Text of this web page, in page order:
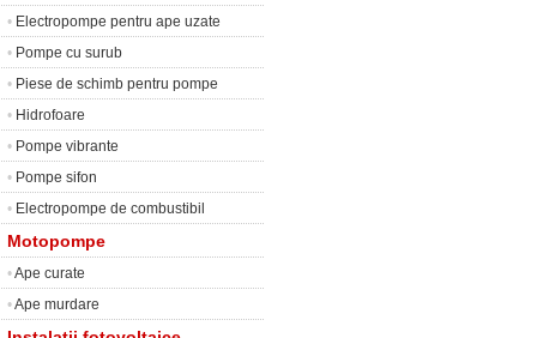
• Electropompe pentru ape uzate
• Pompe cu surub
• Piese de schimb pentru pompe
• Hidrofoare
• Pompe vibrante
• Pompe sifon
• Electropompe de combustibil
Motopompe
•Ape curate
•Ape murdare